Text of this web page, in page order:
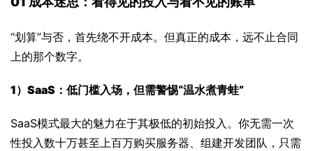
“划算”与否，首先绕不开成本。但真正的成本，远不止合同
上的那个数字。
1）SaaS：低门槛入场，但需警惕“温水煮青蛙”
SaaS模式最大的魅力在于其极低的初始投入。你无需一次
性投入数十万甚至上百万购买服务器、组建开发团队，只需